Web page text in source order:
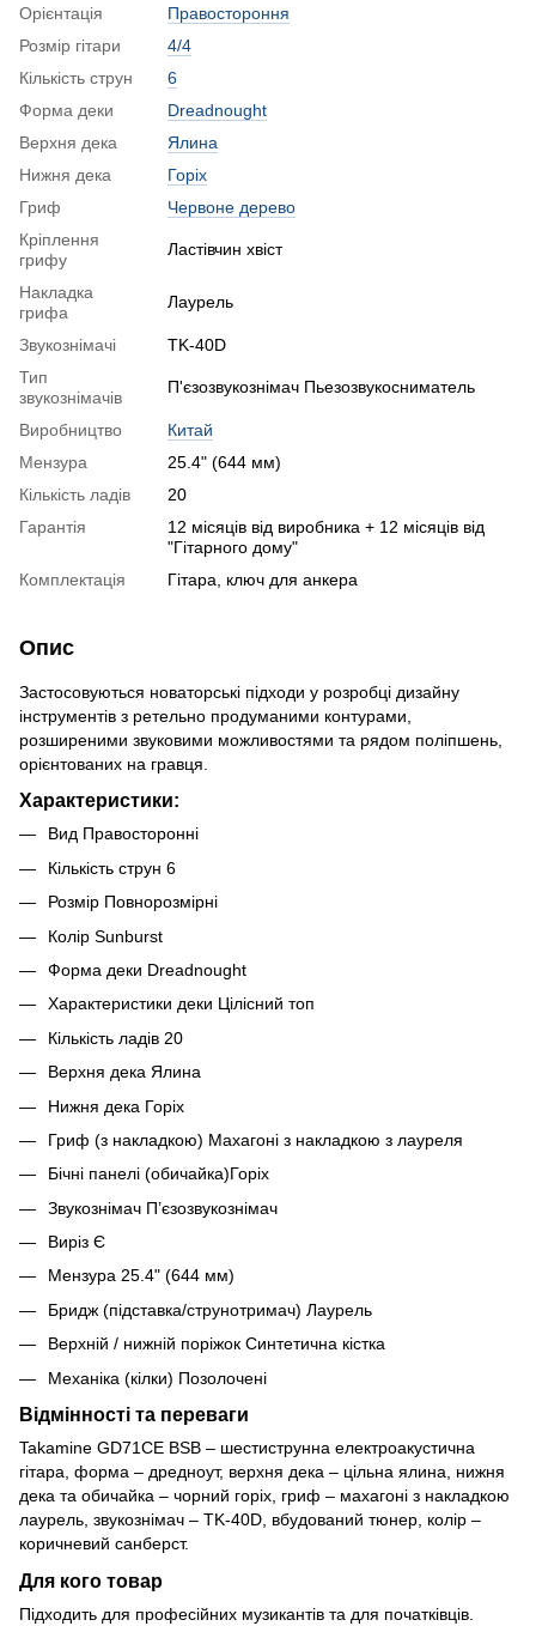
Орієнтація
Правостороння
Розмір гітари
4/4
Кількість струн
6
Форма деки
Dreadnought
Верхня дека
Ялина
Нижня дека
Горіх
Гриф
Червоне дерево
Кріплення
грифу
Ластівчин хвіст
Накладка
грифа
Лаурель
Звукознімачі
TK-40D
Тип
звукознімачів
П'єзозвукознімач Пьезозвукосниматель
Виробництво
Китай
Мензура
25.4" (644 мм)
Кількість ладів
20
Гарантія
12 місяців від виробника + 12 місяців від
"Гітарного дому"
Комплектація
Гітара, ключ для анкера
Опис
Застосовуються новаторські підходи у розробці дизайну
інструментів з ретельно продуманими контурами,
розширеними звуковими можливостями та рядом поліпшень,
орієнтованих на гравця.
Характеристики:
Вид Правосторонні
Кількість струн 6
Розмір Повнорозмірні
Колір Sunburst
Форма деки Dreadnought
Характеристики деки Цілісний топ
Кількість ладів 20
Верхня дека Ялина
Нижня дека Горіх
Гриф (з накладкою) Махагоні з накладкою з лауреля
Бічні панелі (обичайка)Горіх
Звукознімач П’єзозвукознімач
Виріз Є
Мензура 25.4" (644 мм)
Бридж (підставка/струнотримач) Лаурель
Верхній / нижній поріжок Синтетична кістка
Механіка (кілки) Позолочені
Відмінності та переваги
Takamine GD71CE BSB – шестиструнна електроакустична
гітара, форма – дредноут, верхня дека – цільна ялина, нижня
дека та обичайка – чорний горіх, гриф – махагоні з накладкою
лаурель, звукознімач – TK-40D, вбудований тюнер, колір –
коричневий санберст.
Для кого товар
Підходить для професійних музикантів та для початківців.